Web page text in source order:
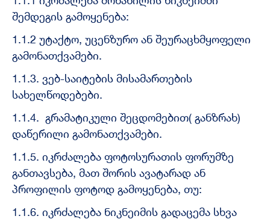
შემდეგის გამოყენება:
1.1.2 უტაქტო, უცენზურო ან შეურაცხმყოფელი
გამონათქვამები.
1.1.3. ვებ-საიტების მისამართების
სახელწოდებები.
1.1.4. გრამატიკული შეცდომებით( განზრახ)
დაწერილი გამონათქვამები.
1.1.5. იკრძალება ფოტოსურათის ფორუმზე
განთავსება, მათ შორის ავატარად ან
პროფილის ფოტოდ გამოყენება, თუ:
1.1.6. იკრძალება ნიკნეიმის გადაცემა სხვა